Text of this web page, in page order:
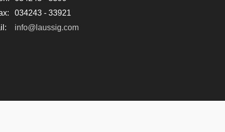
034243 - 33921
info@laussig.com